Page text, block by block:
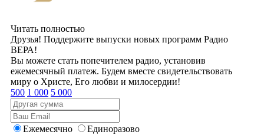
Читать полностью
Друзья! Поддержите выпуски новых программ Радио
ВЕРА!
Вы можете стать попечителем радио, установив
ежемесячный платеж. Будем вместе свидетельствовать
миру о Христе, Его любви и милосердии!
500 1 000 5 000
Ежемесячно
Единоразово